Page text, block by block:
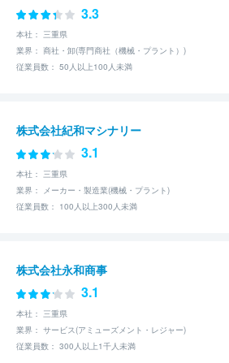
3.3
本社： 三重県
業界： 商社・卸(専門商社（機械・プラント）)
従業員数： 50人以上100人未満
株式会社紀和マシナリー
3.1
本社： 三重県
業界： メーカー・製造業(機械・プラント)
従業員数： 100人以上300人未満
株式会社永和商事
3.1
本社： 三重県
業界： サービス(アミューズメント・レジャー)
従業員数： 300人以上1千人未満